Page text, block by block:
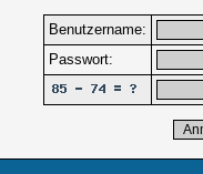
Benutzername:
Passwort: